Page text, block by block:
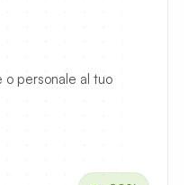
o personale al tuo